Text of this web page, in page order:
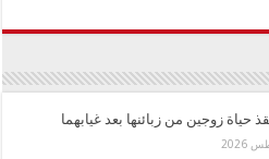
حياة زوجين من زبائنها بعد غيابهما